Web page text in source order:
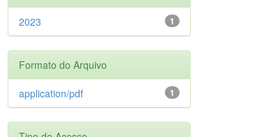
1
2023
Formato do Arquivo
1
application/pdf